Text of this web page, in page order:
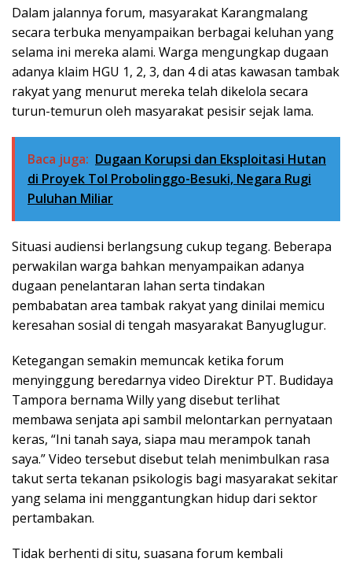
Dalam jalannya forum, masyarakat Karangmalang
secara terbuka menyampaikan berbagai keluhan yang
selama ini mereka alami. Warga mengungkap dugaan
adanya klaim HGU 1, 2, 3, dan 4 di atas kawasan tambak
rakyat yang menurut mereka telah dikelola secara
turun-temurun oleh masyarakat pesisir sejak lama.
Baca juga: Dugaan Korupsi dan Eksploitasi Hutan
di Proyek Tol Probolinggo-Besuki, Negara Rugi
Puluhan Miliar
Situasi audiensi berlangsung cukup tegang. Beberapa
perwakilan warga bahkan menyampaikan adanya
dugaan penelantaran lahan serta tindakan
pembabatan area tambak rakyat yang dinilai memicu
keresahan sosial di tengah masyarakat Banyuglugur.
Ketegangan semakin memuncak ketika forum
menyinggung beredarnya video Direktur PT. Budidaya
Tampora bernama Willy yang disebut terlihat
membawa senjata api sambil melontarkan pernyataan
keras, “Ini tanah saya, siapa mau merampok tanah
saya.” Video tersebut disebut telah menimbulkan rasa
takut serta tekanan psikologis bagi masyarakat sekitar
yang selama ini menggantungkan hidup dari sektor
pertambakan.
Tidak berhenti di situ, suasana forum kembali